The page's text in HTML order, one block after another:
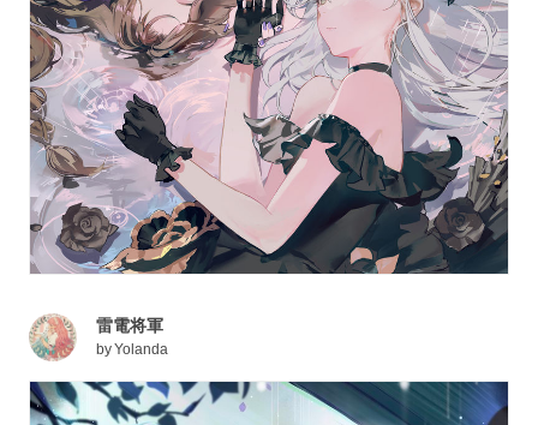
雷電将軍
byYolanda